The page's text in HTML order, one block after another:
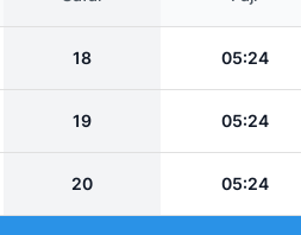
18 05:24
19 05:24
20 05:24